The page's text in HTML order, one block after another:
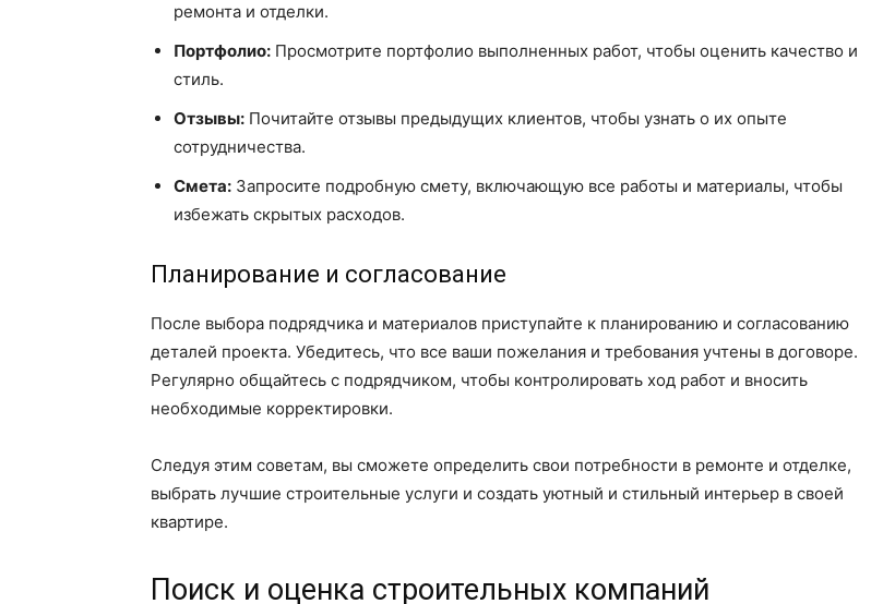
ремонта и отделки.
Портфолио: Просмотрите портфолио выполненных работ, чтобы оценить качество и
стиль.
Отзывы: Почитайте отзывы предыдущих клиентов, чтобы узнать о их опыте
сотрудничества.
Смета: Запросите подробную смету, включающую все работы и материалы, чтобы
избежать скрытых расходов.
Планирование и согласование
После выбора подрядчика и материалов приступайте к планированию и согласованию
деталей проекта. Убедитесь, что все ваши пожелания и требования учтены в договоре.
Регулярно общайтесь с подрядчиком, чтобы контролировать ход работ и вносить
необходимые корректировки.
Следуя этим советам, вы сможете определить свои потребности в ремонте и отделке,
выбрать лучшие строительные услуги и создать уютный и стильный интерьер в своей
квартире.
Поиск и оценка строительных компаний